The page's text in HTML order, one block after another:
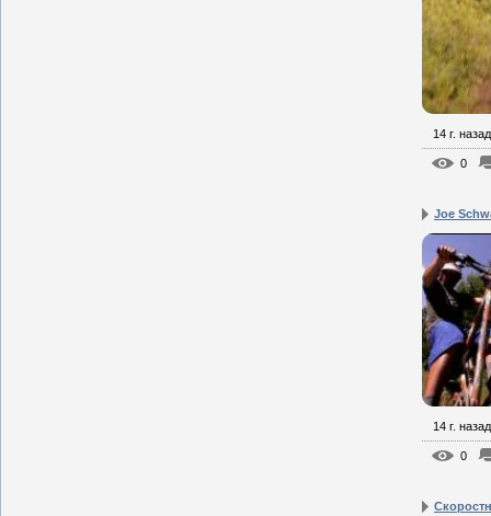
14 г. назад
0
Joe
14 г. назад
0